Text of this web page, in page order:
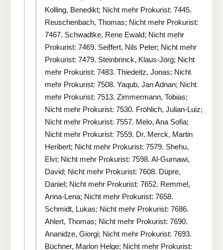
Kolling, Benedikt; Nicht mehr Prokurist: 7445.
Reuschenbach, Thomas; Nicht mehr Prokurist:
7467. Schwadtke, Rene Ewald; Nicht mehr
Prokurist: 7469. Seiffert, Nils Peter; Nicht mehr
Prokurist: 7479. Steinbrinck, Klaus-Jörg; Nicht
mehr Prokurist: 7483. Thiedeitz, Jonas; Nicht
mehr Prokurist: 7508. Yaqub, Jan Adnan; Nicht
mehr Prokurist: 7513. Zimmermann, Tobias;
Nicht mehr Prokurist: 7530. Fröhlich, Julian-Luiz;
Nicht mehr Prokurist: 7557. Melo, Ana Sofia;
Nicht mehr Prokurist: 7559. Dr. Merck, Martin
Heribert; Nicht mehr Prokurist: 7579. Shehu,
Elvi; Nicht mehr Prokurist: 7598. Al-Gurnawi,
David; Nicht mehr Prokurist: 7608. Düpre,
Daniel; Nicht mehr Prokurist: 7652. Remmel,
Anna-Lena; Nicht mehr Prokurist: 7658.
Schmidt, Lukas; Nicht mehr Prokurist: 7686.
Ahlert, Thomas; Nicht mehr Prokurist: 7690.
Ananidze, Giorgi; Nicht mehr Prokurist: 7693.
Büchner, Marlon Helge; Nicht mehr Prokurist: